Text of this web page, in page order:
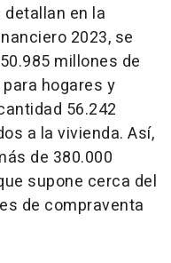
en la
2023, se
millones de
hogares y
56.242
a la vivienda. Así,
de 380.000
supone cerca del
de compraventa